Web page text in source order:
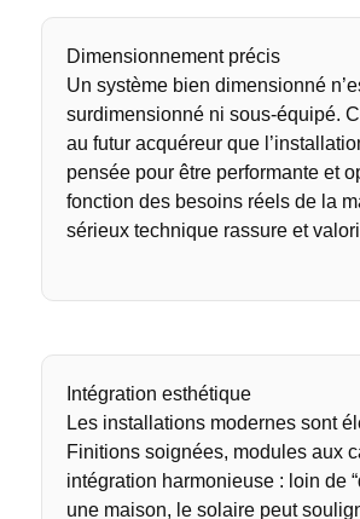
Dimensionnement précis
Un système bien dimensionné
surdimensionné ni sous-équipé.
au futur acquéreur que
pensée pour être performante et
fonction des besoins réels de la
sérieux technique rassure et
Intégration esthétique
Les installations modernes sont
Finitions soignées, modules aux
intégration harmonieuse : loin de
une maison, le solaire peut